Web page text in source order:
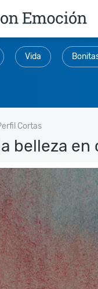
Vida
Cortas
belleza en